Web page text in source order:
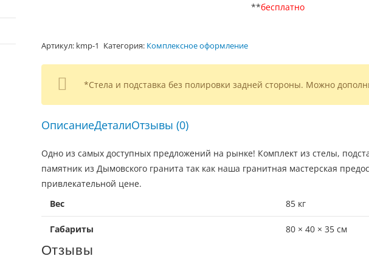
**бесплатно
Артикул: kmp-1 Категория: Комплексное оформление
*Стела и подставка без полировки задней стороны. Можно
ОписаниеДеталиОтзывы (0)
Одно из самых доступных предложений на рынке! Комплект из стелы,
памятник из Дымовского гранита так как наша гранитная мастерская
привлекательной цене.
Вес
85 кг
Габариты 80 × 40 × 35 см
Отзывы